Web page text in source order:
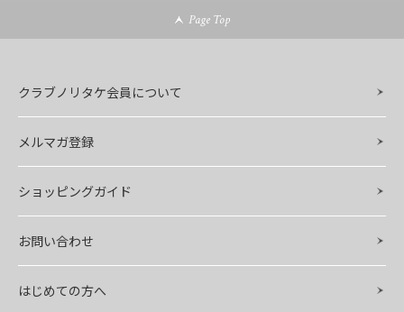
Page Top
クラブノリタケ会員について
メルマガ登録
ショッピングガイド
お問い合わせ
はじめての方へ